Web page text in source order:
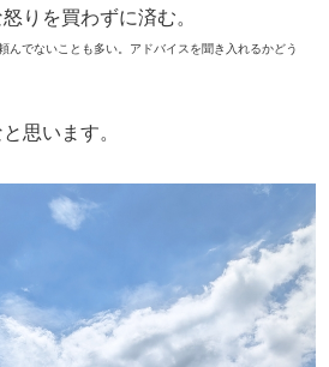
りを買わずに済む。
んでないことも多い。アドバイスを聞き入れるかどう
思います。